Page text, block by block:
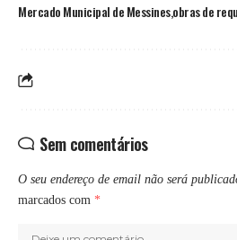
Mercado Municipal de Messinesobras de
Sem comentários
O seu endereço de email não será
marcados com *